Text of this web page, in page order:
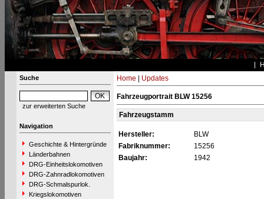
Suche
zur erweiterten Suche
Navigation
Geschichte & Hintergründe
Länderbahnen
DRG-Einheitslokomotiven
DRG-Zahnradlokomotiven
DRG-Schmalspurlok.
Kriegslokomotiven
Home Updates
Fahrzeugportrait BLW 15256
Fahrzeugstamm
Hersteller:
BLW
Fabriknummer:
15256
Baujahr:
1942